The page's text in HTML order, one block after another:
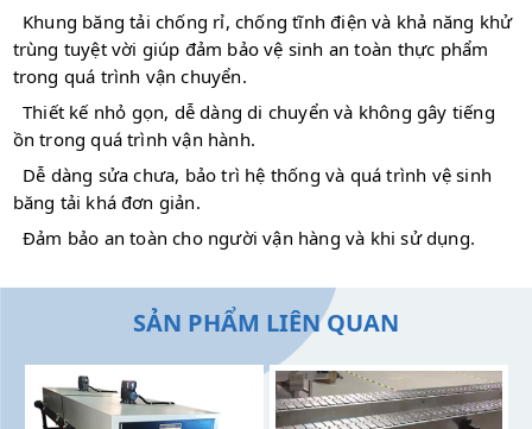
Khung băng tải chống rỉ, chống tĩnh điện và khả năng khử
trùng tuyệt vời giúp đảm bảo vệ sinh an toàn thực phẩm
trong quá trình vận chuyển.
Thiết kế nhỏ gọn, dễ dàng di chuyển và không gây tiếng
ồn trong quá trình vận hành.
Dễ dàng sửa chưa, bảo trì hệ thống và quá trình vệ sinh
băng tải khá đơn giản.
Đảm bảo an toàn cho người vận hàng và khi sử dụng.
SẢN PHẨM LIÊN QUAN